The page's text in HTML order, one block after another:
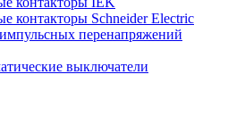
контакторы Schneider Electric
перенапряжений
выключатели